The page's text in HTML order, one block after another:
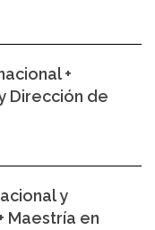
+
Dirección de
y
Maestría en